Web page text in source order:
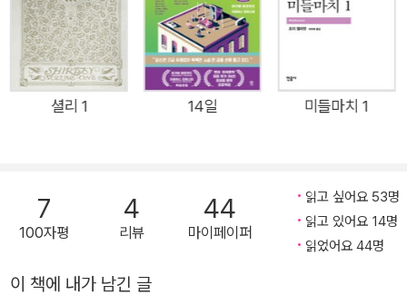
억압하던 시대에 혈혈단신으로 타국의 낯선 도시로 가 삶을 개척
해나가는 주인공을 통해 당대 독신 여성의 현실과 삶, 열망과 고
뇌를 사실적이고 세밀하게 그려낸 작품이다. 서울대학교에서 샬
럿 브론테 연구로 박사 학위를 받은 카이스트 조애리 교수의 엄정
나라의 ‘빌레뜨’라는 도시로 향한다. 그곳에서 베끄 부인이 운영
하는 여자기숙학교에 자리를 잡고 영어를 가르치며 여러 우여곡
사인 뽈 선생, 독립적인 루시와 대비되는 여성들로 그려지는 폴리
셜리 1 14일 미들마치 1
7
100자평
4
리뷰
44
마이페이퍼
읽고 싶어요 53명
읽고 있어요 14명
읽었어요 44명
이 책에 내가 남긴 글